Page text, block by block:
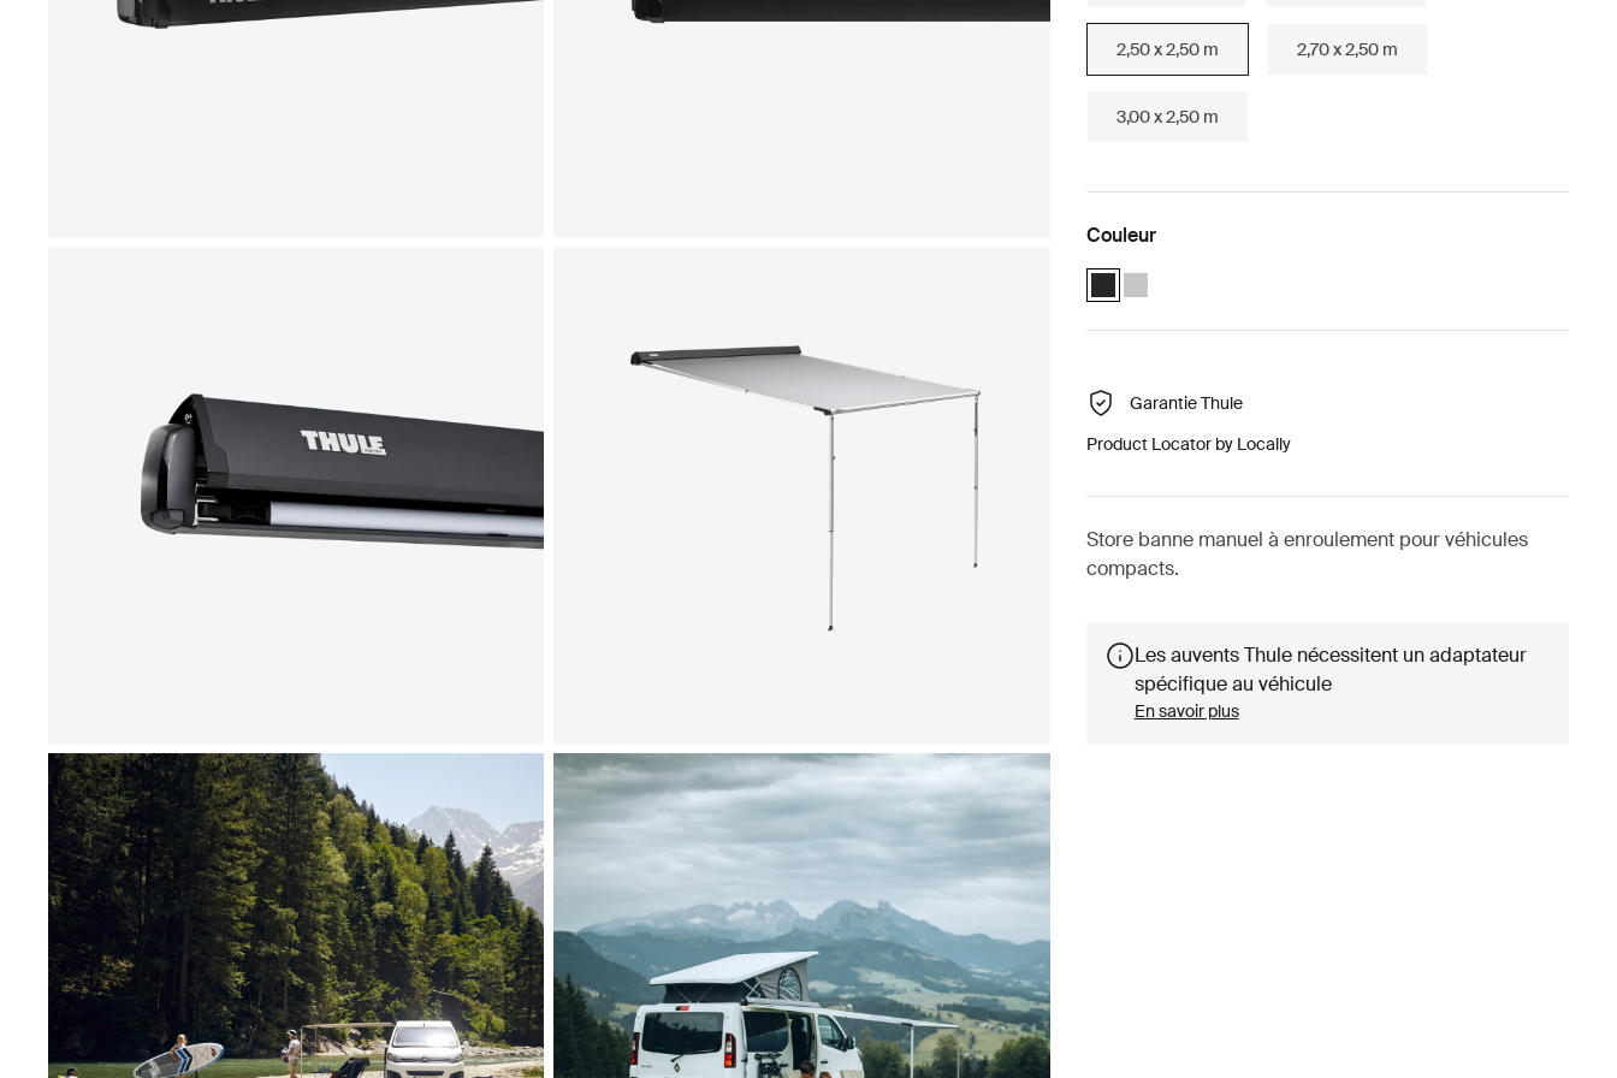
2,50 x 2,50 m 2,70 x 2,50 m
3,00 x 2,50 m
Couleur
Thule 3200 (2.50x2.50) Anthracite (selected)
Thule 3200 (2.50x2.50) Anodisé
Garantie Thule
Product Locator by Locally
Store banne manuel à enroulement pour véhicules
compacts.
Les auvents Thule nécessitent un adaptateur
spécifique au véhicule
En savoir plus